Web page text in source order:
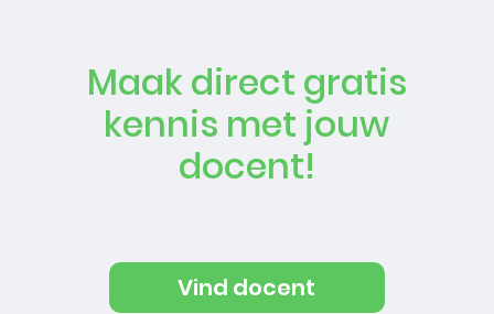
Maak direct gratis
kennis met jouw
docent!
Vind docent